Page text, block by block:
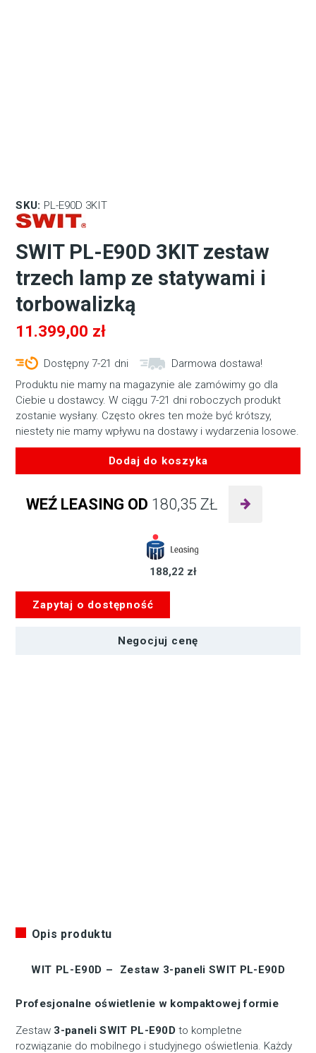
SKU: PL-E90D 3KIT
SWIT PL-E90D 3KIT zestaw
trzech lamp ze statywami i
torbowalizką
11.399,00 zł
Dostępny 7-21 dni
Darmowa dostawa!
Produktu nie mamy na magazynie ale zamówimy go dla
Ciebie u dostawcy. W ciągu 7-21 dni roboczych produkt
zostanie wysłany. Często okres ten może być krótszy,
niestety nie mamy wpływu na dostawy i wydarzenia losowe.
Dodaj do koszyka
SWIT
PL-
lamp
statywami
WEŹ LEASING OD 180,35ZŁ
188,22 zł
Zapytaj o dostępność
Negocjuj cenę
Opis produktu
WIT PL-E90D – Zestaw 3-paneli SWIT PL-E90D
Profesjonalne oświetlenie w kompaktowej formie
Zestaw 3-paneli SWIT PL-E90D to kompletne
rozwiązanie do mobilnego i studyjnego oświetlenia. Każdy